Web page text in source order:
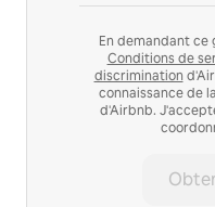
En demandant ce
Conditions de
discrimination
connaissance de la
d'Airbnb.